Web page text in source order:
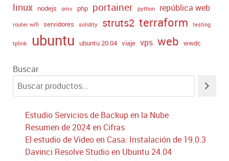
linux nodejs omv php portainer python república web
router wifi servidores solidity struts2 terraform testing
tplink ubuntu ubuntu 20.04 viaje vps web wwdc
Buscar
Estudio Servicios de Backup en la Nube
Resumen de 2024 en Cifras
El estudio de Video en Casa: Instalación de 19.0.3
Davinci Resolve Studio en Ubuntu 24.04